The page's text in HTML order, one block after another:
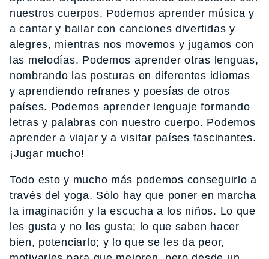
nuestros cuerpos. Podemos aprender música y
a cantar y bailar con canciones divertidas y
alegres, mientras nos movemos y jugamos con
las melodías. Podemos aprender otras lenguas,
nombrando las posturas en diferentes idiomas
y aprendiendo refranes y poesías de otros
países. Podemos aprender lenguaje formando
letras y palabras con nuestro cuerpo. Podemos
aprender a viajar y a visitar países fascinantes.
¡Jugar mucho!
Todo esto y mucho más podemos conseguirlo a
través del yoga. Sólo hay que poner en marcha
la imaginación y la escucha a los niños. Lo que
les gusta y no les gusta; lo que saben hacer
bien, potenciarlo; y lo que se les da peor,